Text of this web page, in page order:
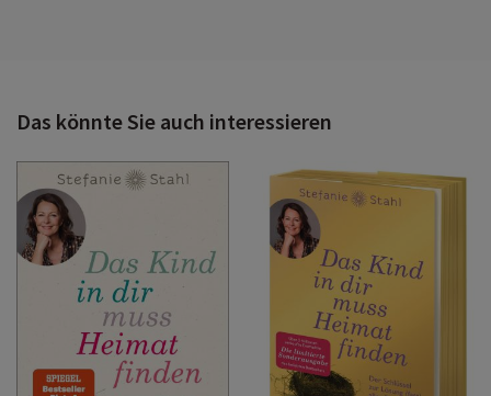
Das könnte Sie auch interessieren